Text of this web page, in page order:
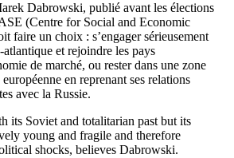
Dabrowski, publié avant les élections
(Centre for Social and Economic
faire un choix : s’engager sérieusement
et rejoindre les pays
de marché, ou rester dans une zone
en reprenant ses relations
avec la Russie.
its Soviet and totalitarian past but its
young and fragile and therefore
shocks, believes Dabrowski.